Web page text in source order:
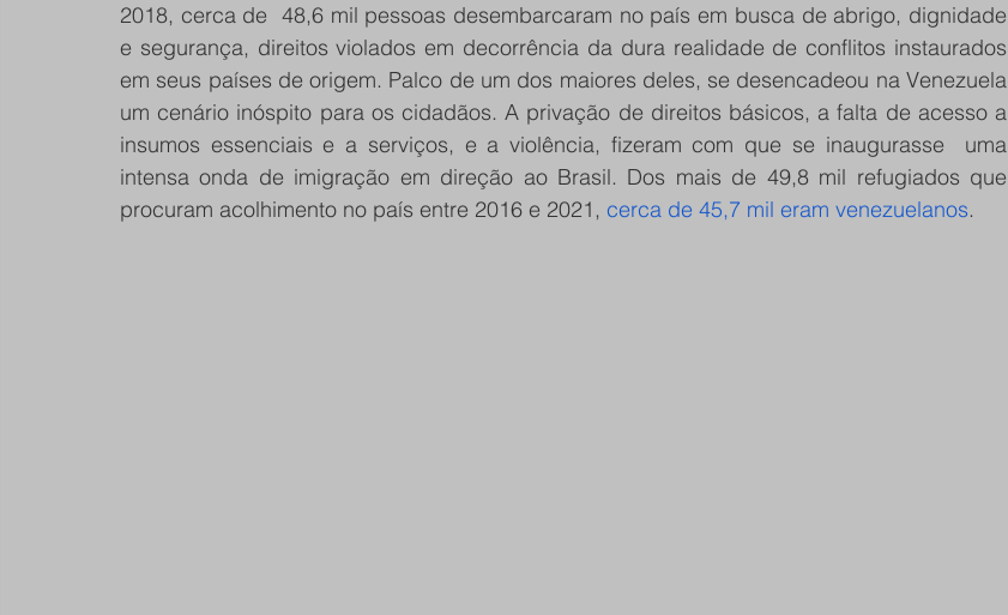
2018, cerca de  48,6 mil pessoas desembarcaram no país em busca de abrigo, dignidade
e segurança, direitos violados em decorrência da dura realidade de conflitos instaurados
em seus países de origem. Palco de um dos maiores deles, se desencadeou na Venezuela
um cenário inóspito para os cidadãos. A privação de direitos básicos, a falta de acesso a
insumos essenciais e a serviços, e a violência, fizeram com que se inaugurasse  uma
intensa onda de imigração em direção ao Brasil. Dos mais de 49,8 mil refugiados que
procuram acolhimento no país entre 2016 e 2021, cerca de 45,7 mil eram venezuelanos.